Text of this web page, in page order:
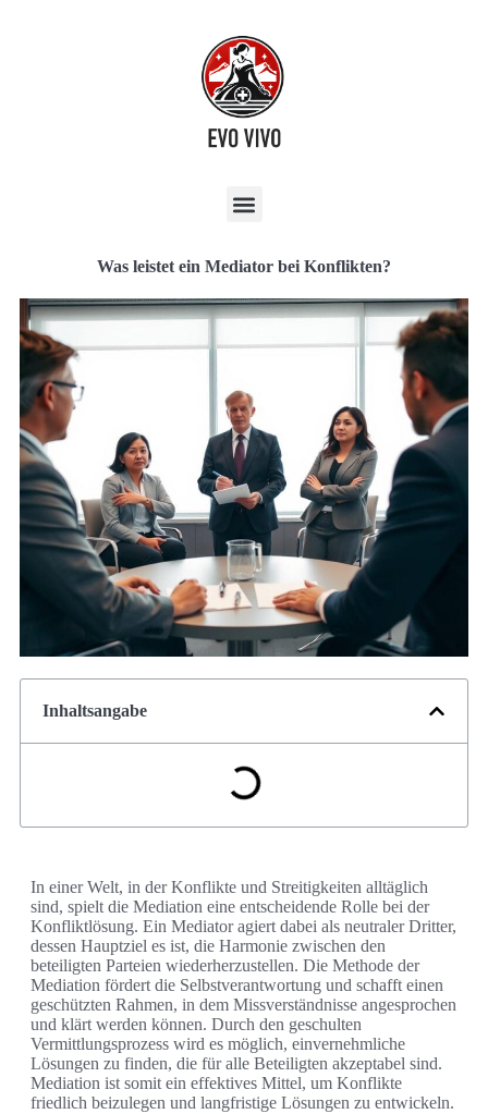
Was leistet ein Mediator bei Konflikten?
Inhaltsangabe
In einer Welt, in der Konflikte und Streitigkeiten alltäglich
sind, spielt die Mediation eine entscheidende Rolle bei der
Konfliktlösung. Ein Mediator agiert dabei als neutraler Dritter,
dessen Hauptziel es ist, die Harmonie zwischen den
beteiligten Parteien wiederherzustellen. Die Methode der
Mediation fördert die Selbstverantwortung und schafft einen
geschützten Rahmen, in dem Missverständnisse angesprochen
und klärt werden können. Durch den geschulten
Vermittlungsprozess wird es möglich, einvernehmliche
Lösungen zu finden, die für alle Beteiligten akzeptabel sind.
Mediation ist somit ein effektives Mittel, um Konflikte
friedlich beizulegen und langfristige Lösungen zu entwickeln.